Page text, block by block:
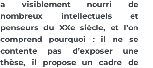
a visiblement nourri de
nombreux intellectuels et
penseurs du XXe siècle, et l’on
comprend pourquoi : il ne se
contente pas d’exposer une
thèse, il propose un cadre de